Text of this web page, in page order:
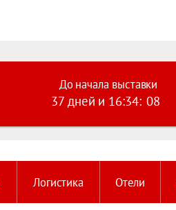
До начала выставки
37 дней и 16:34: 08
Логистика Отели